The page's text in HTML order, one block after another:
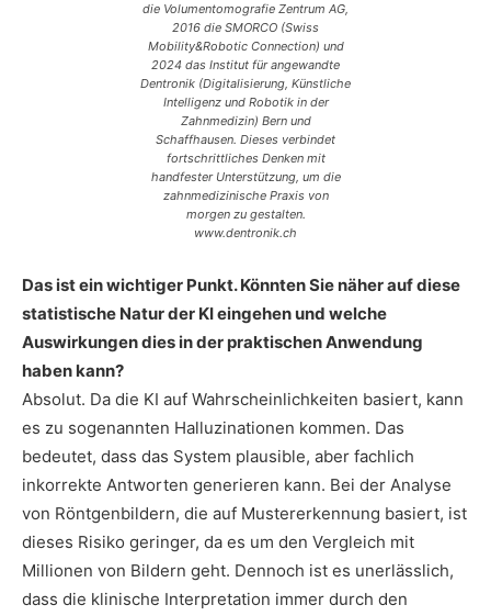
die Volumentomografie Zentrum AG,
2016 die SMORCO (Swiss
Mobility&Robotic Connection) und
2024 das Institut für angewandte
Dentronik (Digitalisierung, Künstliche
Intelligenz und Robotik in der
Zahnmedizin) Bern und
Schaffhausen. Dieses verbindet
fortschrittliches Denken mit
handfester Unterstützung, um die
zahnmedizinische Praxis von
morgen zu gestalten.
www.dentronik.ch
Das ist ein wichtiger Punkt. Könnten Sie näher auf diese
statistische Natur der KI eingehen und welche
Auswirkungen dies in der praktischen Anwendung
haben kann?
Absolut. Da die KI auf Wahrscheinlichkeiten basiert, kann
es zu sogenannten Halluzinationen kommen. Das
bedeutet, dass das System plausible, aber fachlich
inkorrekte Antworten generieren kann. Bei der Analyse
von Röntgenbildern, die auf Mustererkennung basiert, ist
dieses Risiko geringer, da es um den Vergleich mit
Millionen von Bildern geht. Dennoch ist es unerlässlich,
dass die klinische Interpretation immer durch den